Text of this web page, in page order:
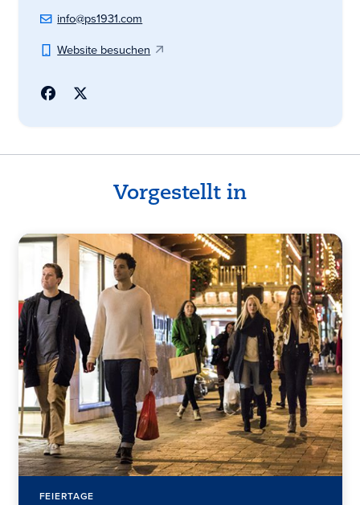
info@ps1931.com
Website besuchen
Vorgestellt in
FEIERTAGE